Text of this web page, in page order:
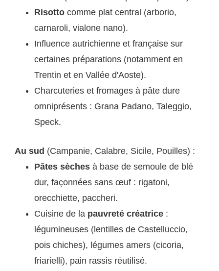
Risotto comme plat central (arborio,
carnaroli, vialone nano).
Influence autrichienne et française sur
certaines préparations (notamment en
Trentin et en Vallée d'Aoste).
Charcuteries et fromages à pâte dure
omniprésents : Grana Padano, Taleggio,
Speck.
Au sud (Campanie, Calabre, Sicile, Pouilles) :
Pâtes sèches à base de semoule de blé
dur, façonnées sans œuf : rigatoni,
orecchiette, paccheri.
Cuisine de la pauvreté créatrice :
légumineuses (lentilles de Castelluccio,
pois chiches), légumes amers (cicoria,
friarielli), pain rassis réutilisé.